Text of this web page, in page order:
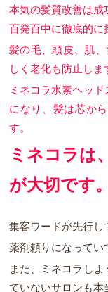
本気の髪質改善は成
百発百中に徹底的に
髪の毛、頭皮、肌
しく老化も防止しま
ミネコラ水素ヘッ
になり、髪は芯か
す。
ミネコラは
が大切です。
集客ワードが先行し
薬剤頼りになってい
また、ミネコラし
ていないサロンも本